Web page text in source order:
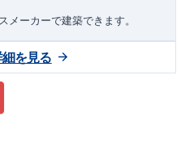
メーカーで建築できます。
を見る